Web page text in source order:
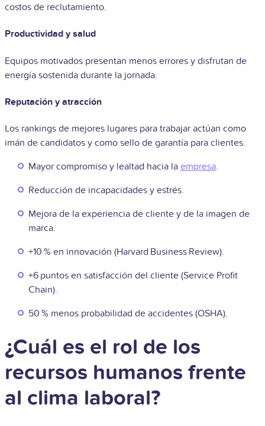
costos de reclutamiento.
Productividad y salud
Equipos motivados presentan menos errores y disfrutan de
energía sostenida durante la jornada.
Reputación y atracción
Los rankings de mejores lugares para trabajar actúan como
imán de candidatos y como sello de garantía para clientes.
Mayor compromiso y lealtad hacia la empresa.
Reducción de incapacidades y estrés.
Mejora de la experiencia de cliente y de la imagen de
marca.
+10 % en innovación (Harvard Business Review).
+6 puntos en satisfacción del cliente (Service Profit
Chain).
50 % menos probabilidad de accidentes (OSHA).
¿Cuál es el rol de los
recursos humanos frente
al clima laboral?